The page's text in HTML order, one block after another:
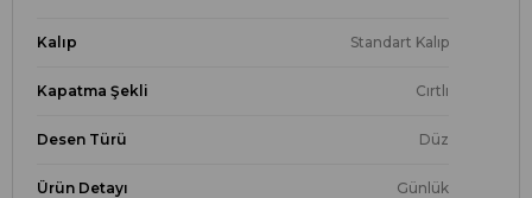
Kalıp Standart Kalıp
Kapatma Şekli Cırtlı
Desen Türü Düz
Ürün Detayı Günlük